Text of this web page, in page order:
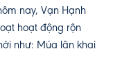
nay, Vạn Hạnh
hoạt động rộn
như: Múa lân khai